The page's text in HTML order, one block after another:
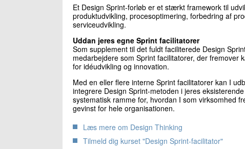
Et Design Sprint-forløb er et stærkt framework til
produktudvikling, procesoptimering, forbedring af
serviceudvikling.
Uddan jeres egne Sprint facilitatorer
Som supplement til det fuldt faciliterede Design
medarbejdere som Sprint facilitatorer, der fremover
for idéudvikling og innovation.
Med en eller flere interne Sprint facilitatorer kan I
integrere Design Sprint-metoden i jeres
systematisk ramme for, hvordan I som virksomhed
gevinst for hele organisationen.
Læs mere om Design Thinking
Tilmeld dig kurset "Design Sprint-facilitator"